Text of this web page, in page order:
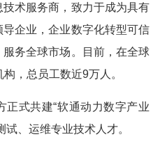
术服务商，致力于成为具有
企业，企业数字化转型可信
务全球市场。目前，在全球
构 ，总员工数近9万 人。
正式共建“软通动力数字产业
、运维专业技术人才。